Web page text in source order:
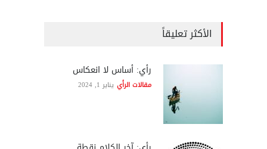
الأكثر تعليقاً
رأي: أساس لا انعكاس
مقالات الرأي يناير 1, 2024